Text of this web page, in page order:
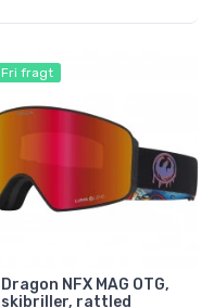
Fri fragt
Dragon NFX MAG OTG,
skibriller, rattled